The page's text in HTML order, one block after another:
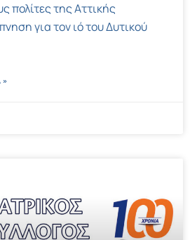
πολίτες της Αττικής
για τον ιό του Δυτικού
»